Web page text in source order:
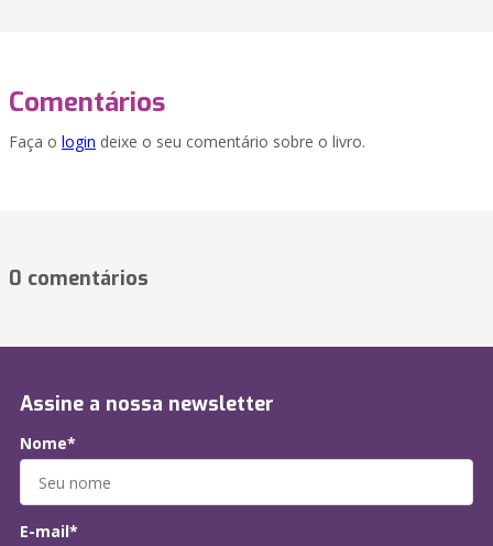
Comentários
Faça o login deixe o seu comentário sobre o livro.
0 comentários
Assine a nossa newsletter
Nome*
E-mail*